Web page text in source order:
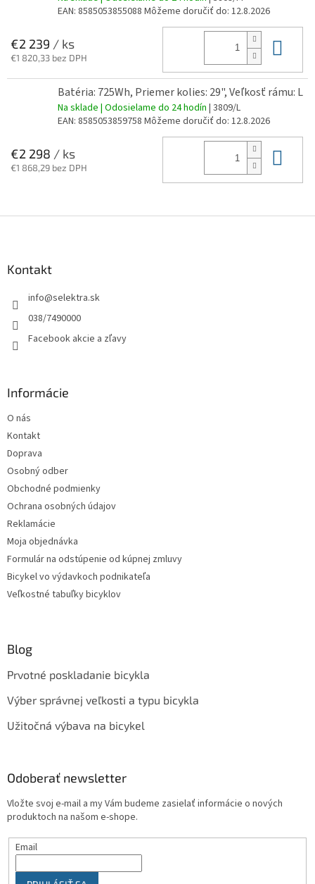
EAN: 8585053855088 Môžeme doručiť do: 12.8.2026
€2 239 / ks
€1 820,33 bez DPH
Batéria: 725Wh, Priemer kolies: 29", Veľkosť rámu: L
Na sklade | Odosielame do 24 hodín | 3809/L
EAN: 8585053859758 Môžeme doručiť do: 12.8.2026
€2 298 / ks
€1 868,29 bez DPH
Kontakt
info@selektra.sk
038/7490000
Facebook akcie a zľavy
Informácie
O nás
Kontakt
Doprava
Osobný odber
Obchodné podmienky
Ochrana osobných údajov
Reklamácie
Moja objednávka
Formulár na odstúpenie od kúpnej zmluvy
Bicykel vo výdavkoch podnikateľa
Veľkostné tabuľky bicyklov
Blog
Prvotné poskladanie bicykla
Výber správnej veľkosti a typu bicykla
Užitočná výbava na bicykel
Odoberať newsletter
Vložte svoj e-mail a my Vám budeme zasielať informácie o nových
produktoch na našom e-shope.
Email